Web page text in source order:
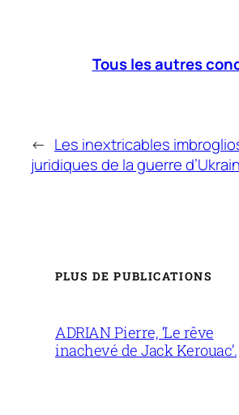
Tous les autres
← Les inextricables
juridiques de la guerre
PLUS DE PUBLICATIONS
ADRIAN Pierre, ‘Le rêve
inachevé de Jack Kerouac’.